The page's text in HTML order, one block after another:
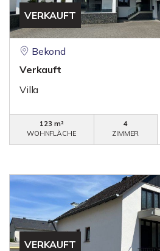
VERKAUFT
Bekond
Verkauft
Villa
123 m²
WOHNFLÄCHE
4
ZIMMER
VERKAUFT